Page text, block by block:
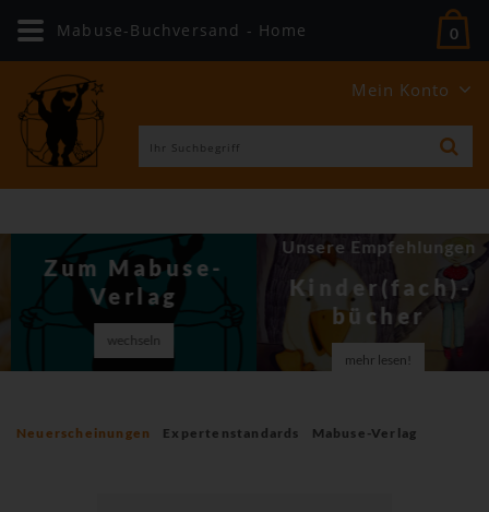
Mein Konto
0
Zum Mabuse-
Verlag
wechseln
Unsere Empfehlungen
Kinder(fach)­
bücher
mehr lesen!
Neuerscheinungen Expertenstandards Mabuse-Verlag
Mabuse-Buchversand - Home